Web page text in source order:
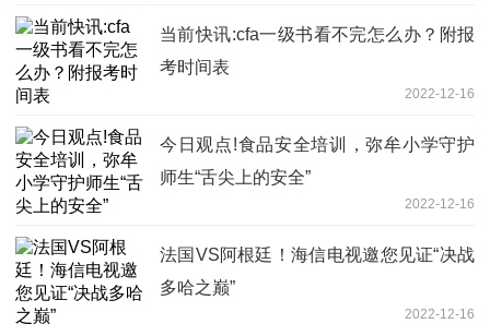
当前快讯:cfa一级书看不完怎么办？附报
考时间表
2022-12-16
今日观点!食品安全培训，弥牟小学守护
师生“舌尖上的安全”
2022-12-16
法国VS阿根廷！海信电视邀您见证“决战
多哈之巅”
2022-12-16